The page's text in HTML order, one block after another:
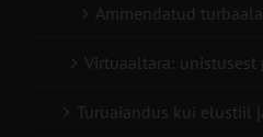
Ammendatud
Virtuaaltara:
Turuaiandus kui elustiil